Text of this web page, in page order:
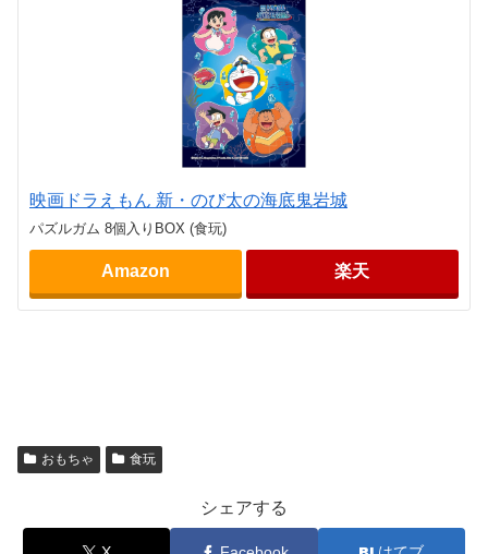
映画ドラえもん 新・のび太の海底鬼岩城
パズルガム 8個入りBOX (食玩)
Amazon 楽天
おもちゃ 食玩
シェアする